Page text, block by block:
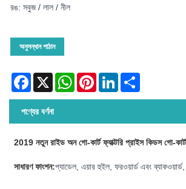
রঙ: সবুজ / লাল / নীল
অনুসন্ধান পাঠান
Facebook
X WhatsAppPinterestLinkedIn
পণ্যের বর্ণনা
2019 নতুন রাইড অন গো-কার্ট ফ্যাক্টরি প্রাইস কিডস গো-কার্ট
সাধারণ ফাংশন:প্যাডেল, এয়ার হুইল, ফরওয়ার্ড এবং